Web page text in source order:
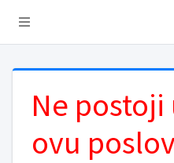
Ne
ovu